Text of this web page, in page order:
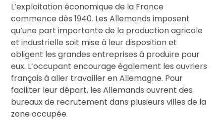
L’exploitation économique de la France
commence dès 1940. Les Allemands imposent
qu’une part importante de la production agricole
et industrielle soit mise à leur disposition et
obligent les grandes entreprises à produire pour
eux. L’occupant encourage également les ouvriers
français à aller travailler en Allemagne. Pour
faciliter leur départ, les Allemands ouvrent des
bureaux de recrutement dans plusieurs villes de la
zone occupée.